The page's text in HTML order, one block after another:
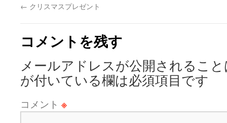
← クリスマスプレゼント
コメントを残す
メールアドレスが公開されるこ
が付いている欄は必須項目です
コメント ※